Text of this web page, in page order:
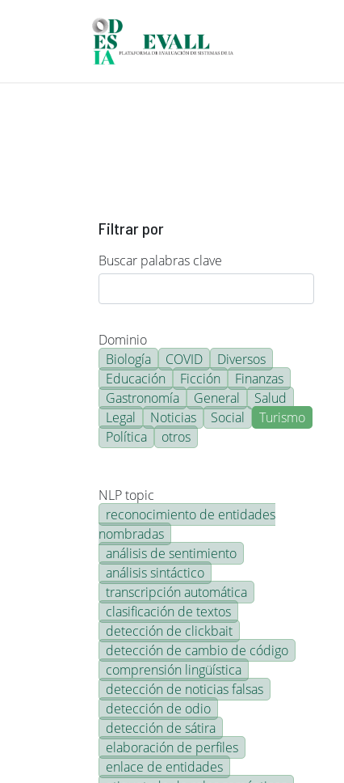
Filtrar por
Buscar palabras clave
Dominio
Biología
COVID
Diversos
Educación
Ficción
Finanzas
Gastronomía
General
Salud
Legal
Noticias Social
Turismo
Política
otros
NLP topic
reconocimiento de entidades
nombradas
análisis de sentimiento
análisis sintáctico
transcripción automática
clasificación de textos
detección de clickbait
detección de cambio de código
comprensión lingüística
detección de noticias falsas
detección de odio
detección de sátira
elaboración de perfiles
enlace de entidades